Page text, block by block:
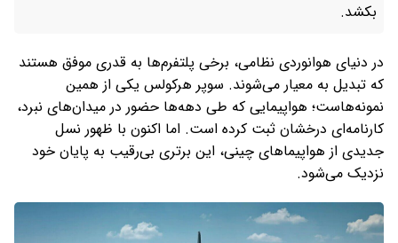
بکشد.
در دنیای هوانوردی نظامی، برخی پلتفرم‌ها به‌ قدری موفق هستند
که تبدیل به معیار می‌شوند. سوپر هرکولس یکی از همین
نمونه‌هاست؛ هواپیمایی که طی دهه‌ها حضور در میدان‌های نبرد،
کارنامه‌ای درخشان ثبت کرده است. اما اکنون با ظهور نسل
جدیدی از هواپیماهای چینی، این برتری بی‌رقیب به پایان خود
نزدیک می‌شود.